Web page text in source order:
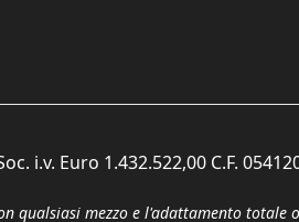
i.v. Euro 1.432.522,00 C.F.
qualsiasi mezzo e l'adattamento totale